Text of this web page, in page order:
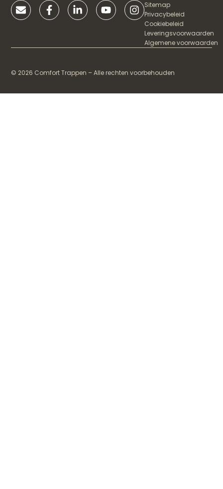
Sitemap
Privacybeleid
Cookiebeleid
Leveringsvoorwaarden
Algemene voorwaarden
© 2026 Comfort Trappen – Alle rechten voorbehouden